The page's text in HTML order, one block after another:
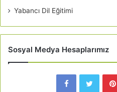
Yabancı Dil Eğitimi
Sosyal Medya Hesaplarımız